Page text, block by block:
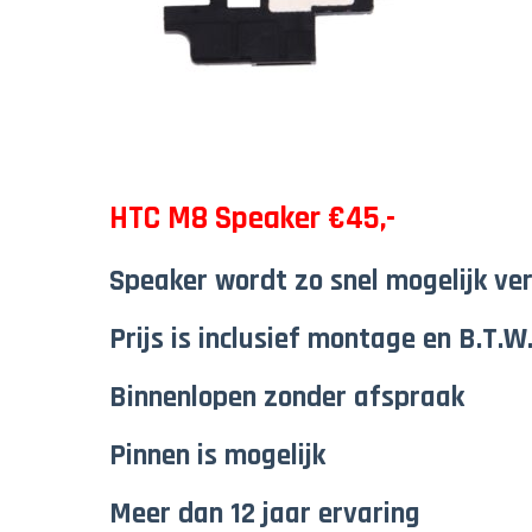
HTC M8 Speaker €45,-
Speaker wordt zo snel mogelijk
Prijs is inclusief montage en B.T.W.
Binnenlopen zonder afspraak
Pinnen is mogelijk
Meer dan 12 jaar ervaring